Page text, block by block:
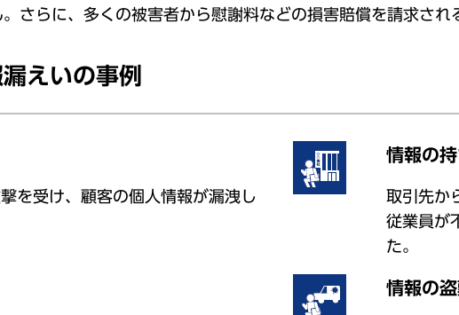
さらに、多くの被害者から慰謝料などの損害賠償を請求され
えいの事例
を受け、顧客の個人情報が漏洩し
情報の
取引先か
従業員が
た。
情報の